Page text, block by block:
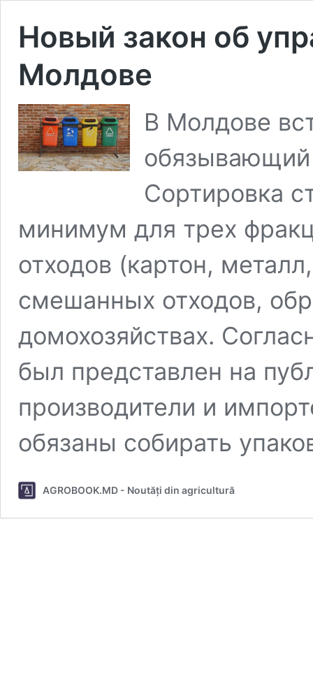
Новый закон об
Молдове
В Молдове
обязывающий
Сортировка
минимум для трех
отходов (картон,
смешанных отходов,
домохозяйствах.
был представлен на
производители и
обязаны собирать
AGROBOOK.MD - Noutăți din agricultură